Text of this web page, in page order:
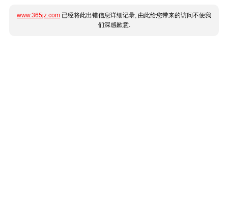
www.365jz.com 已经将此出错信息详细记录, 由此给您带来的访问不便我
们深感歉意.